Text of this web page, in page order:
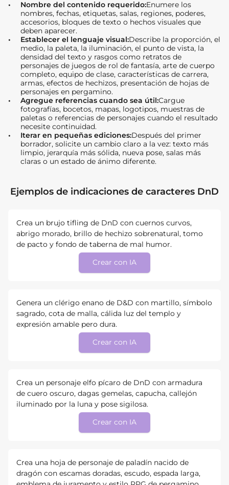
Nombre del contenido requerido:Enumere los
nombres, fechas, etiquetas, salas, regiones, poderes,
accesorios, bloques de texto o hechos visuales que
deben aparecer.
Establecer el lenguaje visual:Describe la proporción, el
medio, la paleta, la iluminación, el punto de vista, la
densidad del texto y rasgos como retratos de
personajes de juegos de rol de fantasía, arte de cuerpo
completo, equipo de clase, características de carrera,
armas, efectos de hechizos, presentación de hojas de
personajes en pergamino.
Agregue referencias cuando sea útil:Cargue
fotografías, bocetos, mapas, logotipos, muestras de
paletas o referencias de personajes cuando el resultado
necesite continuidad.
Iterar en pequeñas ediciones:Después del primer
borrador, solicite un cambio claro a la vez: texto más
limpio, jerarquía más sólida, nueva pose, salas más
claras o un estado de ánimo diferente.
Ejemplos de indicaciones de caracteres DnD
Crea un brujo tifling de DnD con cuernos curvos,
abrigo morado, brillo de hechizo sobrenatural, tomo
de pacto y fondo de taberna de mal humor.
Crear con IA
Genera un clérigo enano de D&D con martillo, símbolo
sagrado, cota de malla, cálida luz del templo y
expresión amable pero dura.
Crear con IA
Crea un personaje elfo pícaro de DnD con armadura
de cuero oscuro, dagas gemelas, capucha, callejón
iluminado por la luna y pose sigilosa.
Crear con IA
Crea una hoja de personaje de paladín nacido de
dragón con escamas doradas, escudo, espada larga,